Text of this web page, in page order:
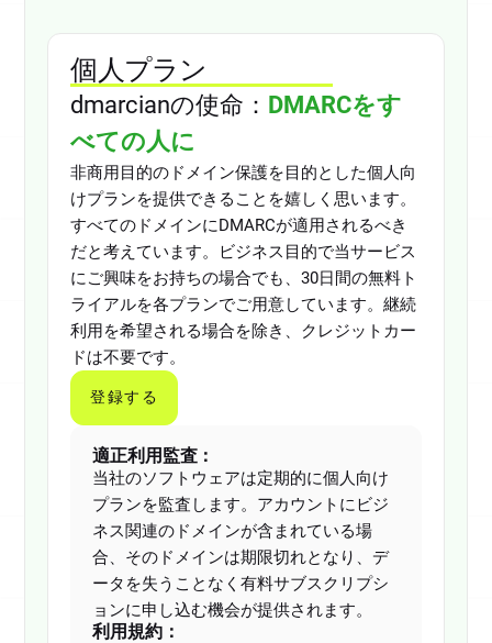
個人プラン
dmarcianの使命： DMARCをす
べての人に
非商用目的のドメイン保護を目的とした個人向
けプランを提供できることを嬉しく思います。
すべてのドメインにDMARCが適用されるべき
だと考えています。ビジネス目的で当サービス
にご興味をお持ちの場合でも、30日間の無料ト
ライアルを各プランでご用意しています。継続
利用を希望される場合を除き、クレジットカー
ドは不要です。
登録する
適正利用監査：
当社のソフトウェアは定期的に個人向け
プランを監査します。アカウントにビジ
ネス関連のドメインが含まれている場
合、そのドメインは期限切れとなり、デ
ータを失うことなく有料サブスクリプシ
ョンに申し込む機会が提供されます。
利用規約：